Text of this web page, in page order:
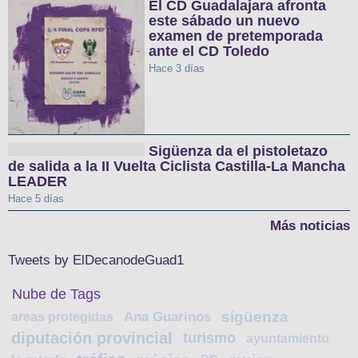
El CD Guadalajara afronta
este sábado un nuevo
examen de pretemporada
ante el CD Toledo
Hace 3 días
Sigüenza da el pistoletazo
de salida a la II Vuelta Ciclista Castilla-La Mancha
LEADER
Hace 5 días
Más noticias
Tweets by ElDecanodeGuad1
Nube de Tags
areas protegidas Ana Guarinos sigüenza
diputación provincial turismo ayuntamiento